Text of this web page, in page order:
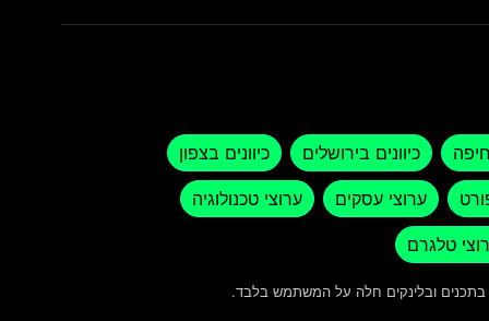
כיוונים בירושלים כיוונים בצפון
ערוצי עסקים ערוצי טכנולוגיה
טלגרם
בתכנים ובלינקים חלה על המשתמש בלבד.